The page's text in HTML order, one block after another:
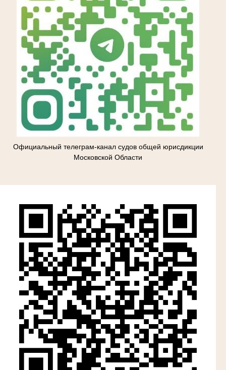
Официальный телеграм-канал судов общей юрисдикции
Московской Области